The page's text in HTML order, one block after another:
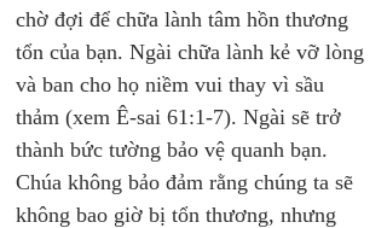
chờ đợi để chữa lành tâm hồn thương
tổn của bạn. Ngài chữa lành kẻ vỡ lòng
và ban cho họ niềm vui thay vì sầu
thảm (xem Ê-sai 61:1-7). Ngài sẽ trở
thành bức tường bảo vệ quanh bạn.
Chúa không bảo đảm rằng chúng ta sẽ
không bao giờ bị tổn thương, nhưng